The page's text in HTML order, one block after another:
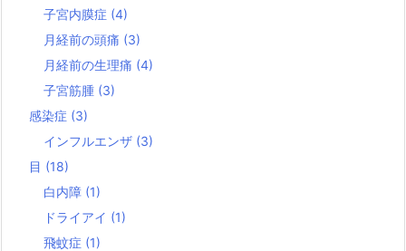
子宮内膜症 (4)
月経前の頭痛 (3)
月経前の生理痛 (4)
子宮筋腫 (3)
感染症 (3)
インフルエンザ (3)
目 (18)
白内障 (1)
ドライアイ (1)
飛蚊症 (1)